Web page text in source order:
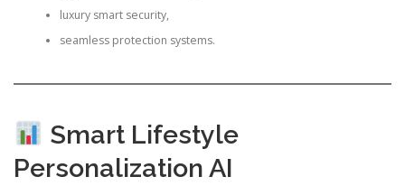
luxury smart security,
seamless protection systems.
Smart Lifestyle
Personalization AI